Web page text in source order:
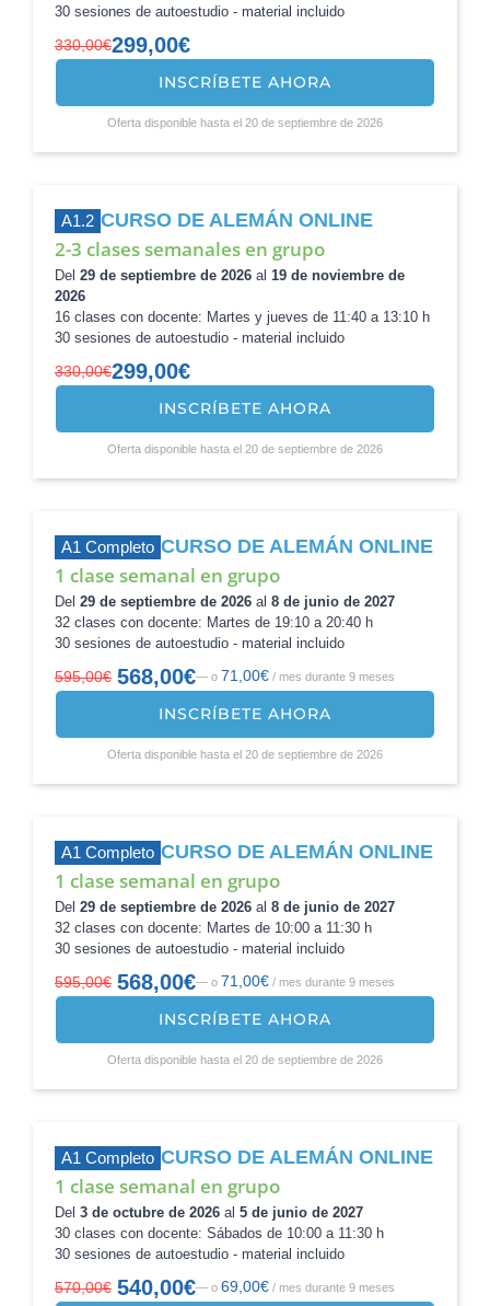
30 sesiones de autoestudio - material incluido
330,00€
precio
299,00€
precio
INSCRÍBETE AHORA
Oferta disponible hasta el 20 de septiembre de 2026
A1.2 CURSO DE ALEMÁN ONLINE
2-3 clases semanales en grupo
Del 29 de septiembre de 2026 al 19 de noviembre de
2026
16 clases con docente: Martes y jueves de 11:40 a 13:10 h
30 sesiones de autoestudio - material incluido
330,00€
precio
299,00€
precio
INSCRÍBETE AHORA
Oferta disponible hasta el 20 de septiembre de 2026
A1 Completo CURSO DE ALEMÁN ONLINE
1 clase semanal en grupo
Del 29 de septiembre de 2026 al 8 de junio de 2027
32 clases con docente: Martes de 19:10 a 20:40 h
30 sesiones de autoestudio - material incluido
595,00€
El
568,00€
El
— o 71,00€ / mes durante 9 meses
INSCRÍBETE AHORA
Oferta disponible hasta el 20 de septiembre de 2026
A1 Completo CURSO DE ALEMÁN ONLINE
1 clase semanal en grupo
Del 29 de septiembre de 2026 al 8 de junio de 2027
32 clases con docente: Martes de 10:00 a 11:30 h
30 sesiones de autoestudio - material incluido
595,00€
El
568,00€
El
— o 71,00€ / mes durante 9 meses
INSCRÍBETE AHORA
Oferta disponible hasta el 20 de septiembre de 2026
A1 Completo CURSO DE ALEMÁN ONLINE
1 clase semanal en grupo
Del 3 de octubre de 2026 al 5 de junio de 2027
30 clases con docente: Sábados de 10:00 a 11:30 h
30 sesiones de autoestudio - material incluido
570,00€
El 540,00€
El
— o 69,00€ / mes durante 9 meses